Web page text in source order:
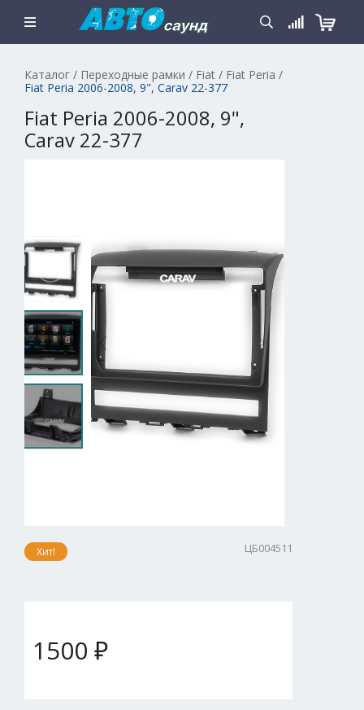
Каталог / Переходные рамки / Fiat / Fiat Peria /
Fiat Peria 2006-2008, 9", Carav 22-377
Fiat Peria 2006-2008, 9",
Carav 22-377
Хит! ЦБ004511
1500 ₽